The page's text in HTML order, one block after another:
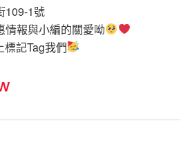
109-1號
情報與小編的關愛呦
記Tag我們